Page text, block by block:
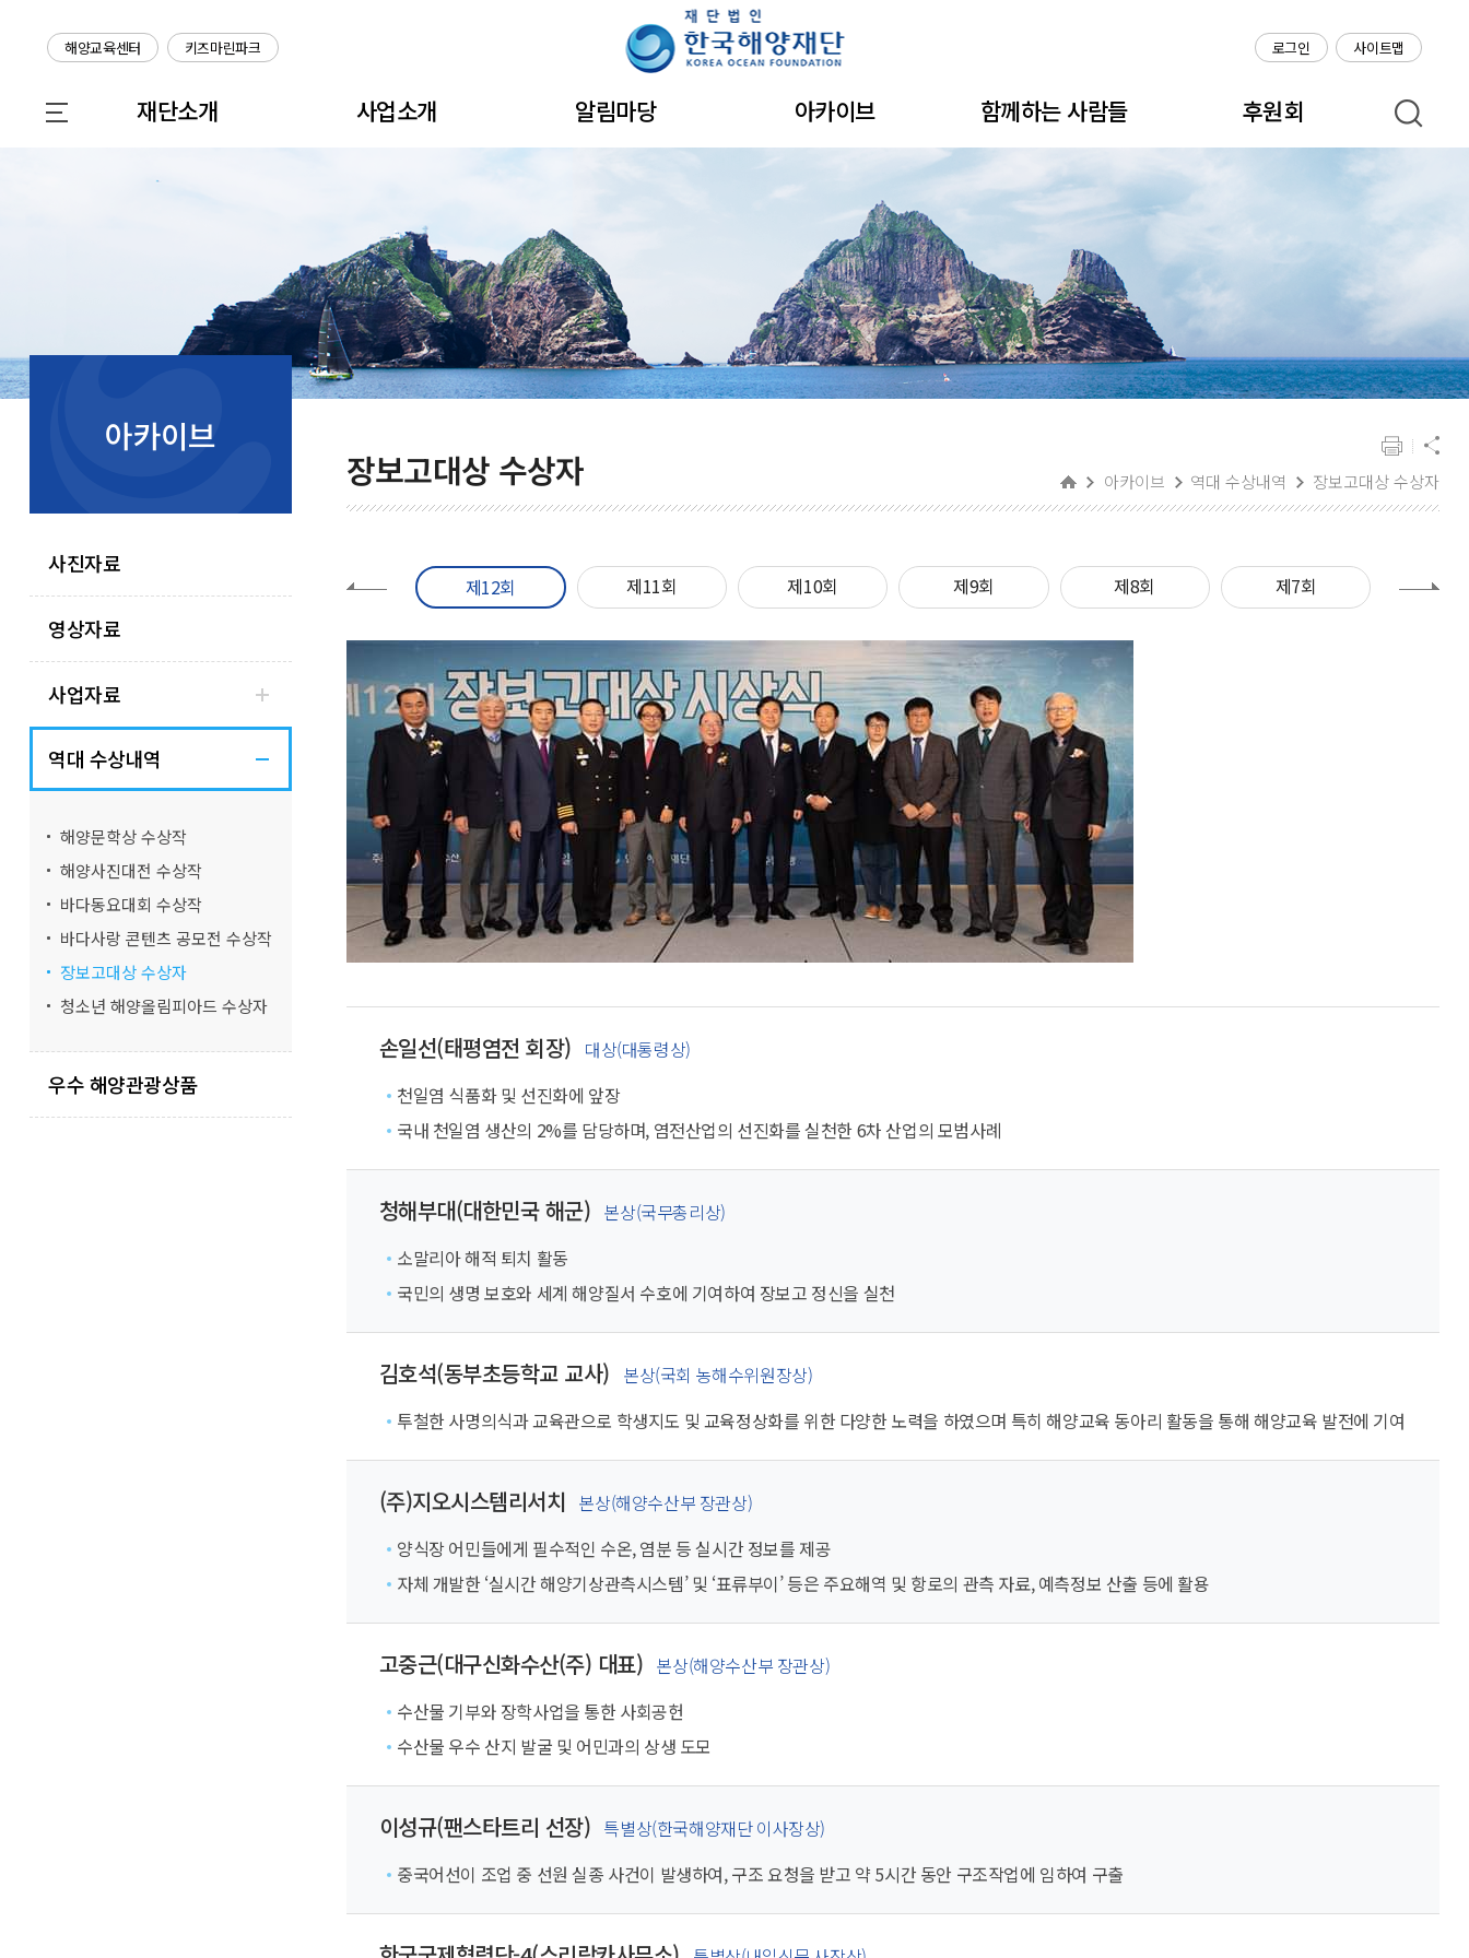
본문 바로가기
주메뉴 바로가기
하단 바로가기
해양교육센터 키즈마린파크 로그인 사이트맵
재단소개 사업소개 알림마당 아카이브 함께하는 사람들 후원회
아카이브
사진자료
영상자료
사업자료
역대 수상내역
해양문학상 수상작
해양사진대전 수상작
바다동요대회 수상작
바다사랑 콘텐츠 공모전 수상작
장보고대상 수상자
청소년 해양올림피아드 수상자
우수 해양관광상품
장보고대상 수상자 아카이브 역대 수상내역 장보고대상 수상자
제13회 제12회 제11회 제10회 제9회 제8회 제7회 제6
손일선(태평염전 회장) 대상(대통령상)
천일염 식품화 및 선진화에 앞장
국내 천일염 생산의 2%를 담당하며, 염전산업의 선진화를 실천한 6차 산업의 모범사례
청해부대(대한민국 해군) 본상(국무총리상)
소말리아 해적 퇴치 활동
국민의 생명 보호와 세계 해양질서 수호에 기여하여 장보고 정신을 실천
김호석(동부초등학교 교사) 본상(국회 농해수위원장상)
투철한 사명의식과 교육관으로 학생지도 및 교육정상화를 위한 다양한 노력을 하였으며 특히 해양교육 동아리 활동을 통해 해양교육 발전에 기여
(주)지오시스템리서치 본상(해양수산부 장관상)
양식장 어민들에게 필수적인 수온, 염분 등 실시간 정보를 제공
자체 개발한 ‘실시간 해양기상관측시스템’ 및 ‘표류부이’ 등은 주요해역 및 항로의 관측 자료, 예측정보 산출 등에 활용
고중근(대구신화수산(주) 대표) 본상(해양수산부 장관상)
수산물 기부와 장학사업을 통한 사회공헌
수산물 우수 산지 발굴 및 어민과의 상생 도모
이성규(팬스타트리 선장) 특별상(한국해양재단 이사장상)
중국어선이 조업 중 선원 실종 사건이 발생하여, 구조 요청을 받고 약 5시간 동안 구조작업에 임하여 구출